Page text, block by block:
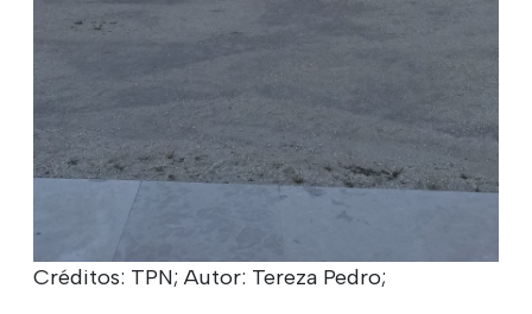
Créditos: TPN; Autor: Tereza Pedro;